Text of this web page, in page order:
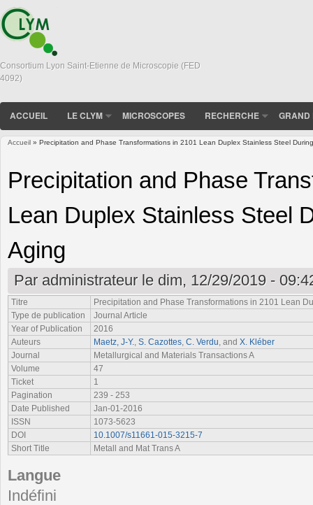
Consortium Lyon Saint-Etienne de Microscopie (FED
4092)
ACCUEIL LE CLYM MICROSCOPES RECHERCHE GRAND
Accueil » Precipitation and Phase Transformations in 2101 Lean Duplex Stainless Steel
Precipitation and Phase
Lean Duplex Stainless Steel
Aging
Par administrateurle dim, 12/29/2019 -
Titre
Precipitation and Phase Transformations in 2101 Lean
Type de publication
Journal Article
Year of Publication
2016
Auteurs
Maetz, J-Y. S. Cazottes C. Verdu , and X. Kléber
Journal
Metallurgical and Materials Transactions A
Volume
47
Ticket
1
Pagination
239 - 253
Date Published
Jan-01-2016
ISSN
1073-5623
DOI
10.1007/s11661-015-3215-7
Short Title
Metall and Mat Trans A
Langue
Indéfini